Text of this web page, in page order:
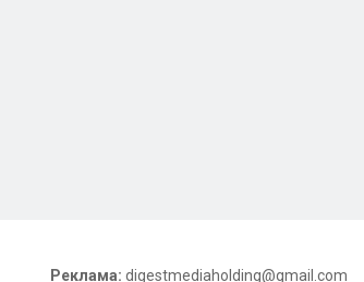
Реклама: digestmediaholding@gmail.com